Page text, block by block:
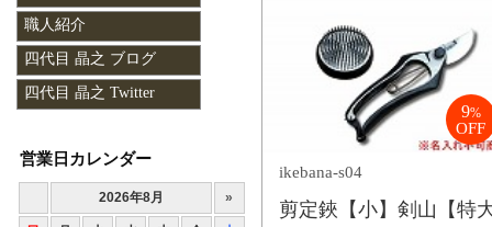
9%
OFF
ikebana-s04
剪定鋏【小】剣山【特
職人紹介
四代目 晶之 ブログ
四代目 晶之 Twitter
営業日カレンダー